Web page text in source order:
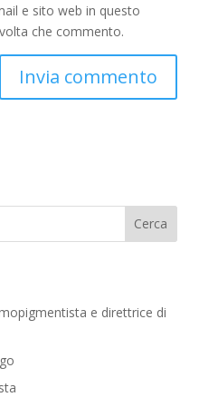
e sito web in questo
che commento.
Cerca
e direttrice di